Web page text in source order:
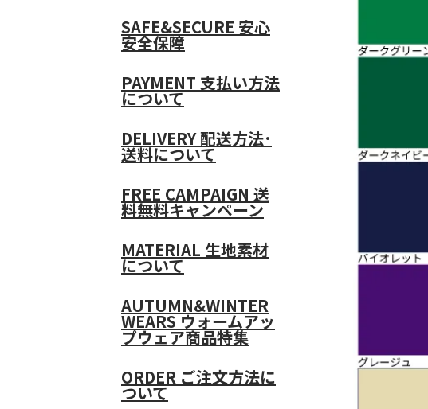
SAFE&SECURE 安心
安全保障
PAYMENT 支払い方法
について
DELIVERY配送方法･
送料について
FREE CAMPAIGN 送
料無料キャンペーン
MATERIAL 生地素材
について
AUTUMN&WINTER
WEARSウォームアッ
プウェア商品特集
ORDER ご注文方法に
ついて